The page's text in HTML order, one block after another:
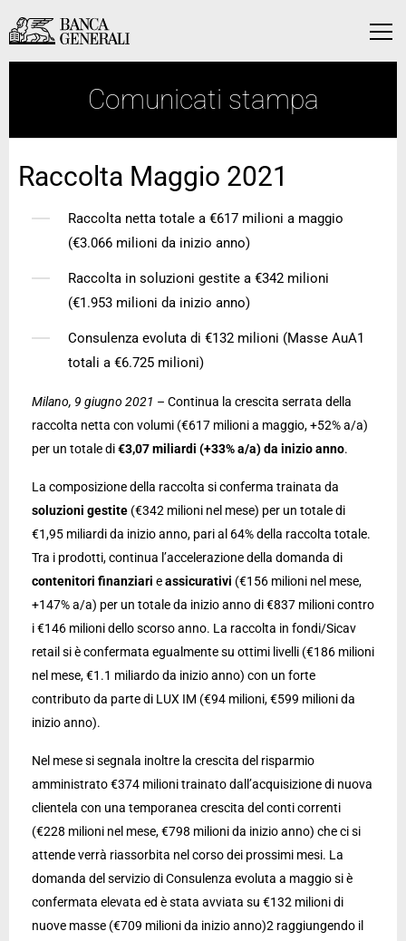
Vai al contenuto principale
Menu
Vai al contenuto principale
Comunicati stampa
Raccolta Maggio 2021
Raccolta netta totale a €617 milioni a maggio
(€3.066 milioni da inizio anno)
Raccolta in soluzioni gestite a €342 milioni
(€1.953 milioni da inizio anno)
Consulenza evoluta di €132 milioni (Masse AuA1
totali a €6.725 milioni)
Milano, 9 giugno 2021 – Continua la crescita serrata della
raccolta netta con volumi (€617 milioni a maggio, +52% a/a)
per un totale di€3,07 miliardi (+33% a/a) da inizio anno.
La composizione della raccolta si conferma trainata da
soluzioni gestite (€342 milioni nel mese) per un totale di
€1,95 miliardi da inizio anno, pari al 64% della raccolta totale.
Tra i prodotti, continua l’accelerazione della domanda di
contenitori finanziari eassicurativi (€156 milioni nel mese,
+147% a/a) per un totale da inizio anno di €837 milioni contro
i €146 milioni dello scorso anno. La raccolta in fondi/Sicav
retail si è confermata egualmente su ottimi livelli (€186 milioni
nel mese, €1.1 miliardo da inizio anno) con un forte
contributo da parte di LUX IM (€94 milioni, €599 milioni da
inizio anno).
Nel mese si segnala inoltre la crescita del risparmio
amministrato €374 milioni trainato dall’acquisizione di nuova
clientela con una temporanea crescita del conti correnti
(€228 milioni nel mese, €798 milioni da inizio anno) che ci si
attende verrà riassorbita nel corso dei prossimi mesi. La
domanda del servizio di Consulenza evoluta a maggio si è
confermata elevata ed è stata avviata su €132 milioni di
nuove masse (€709 milioni da inizio anno)2 raggiungendo il